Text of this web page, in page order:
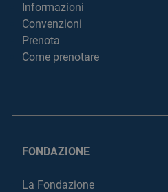
Informazioni
Convenzioni
Prenota
Come prenotare
FONDAZIONE
La Fondazione